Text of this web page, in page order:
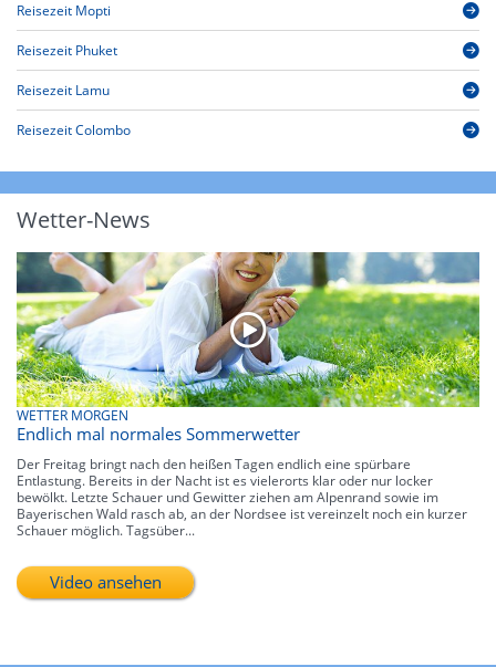
Reisezeit Mopti
Reisezeit Phuket
Reisezeit Lamu
Reisezeit Colombo
Wetter-News
WETTER MORGEN
Endlich mal normales Sommerwetter
Der Freitag bringt nach den heißen Tagen endlich eine spürbare
Entlastung. Bereits in der Nacht ist es vielerorts klar oder nur locker
bewölkt. Letzte Schauer und Gewitter ziehen am Alpenrand sowie im
Bayerischen Wald rasch ab, an der Nordsee ist vereinzelt noch ein kurzer
Schauer möglich. Tagsüber...
Video ansehen